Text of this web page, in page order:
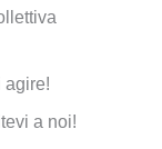
agire!
a noi!